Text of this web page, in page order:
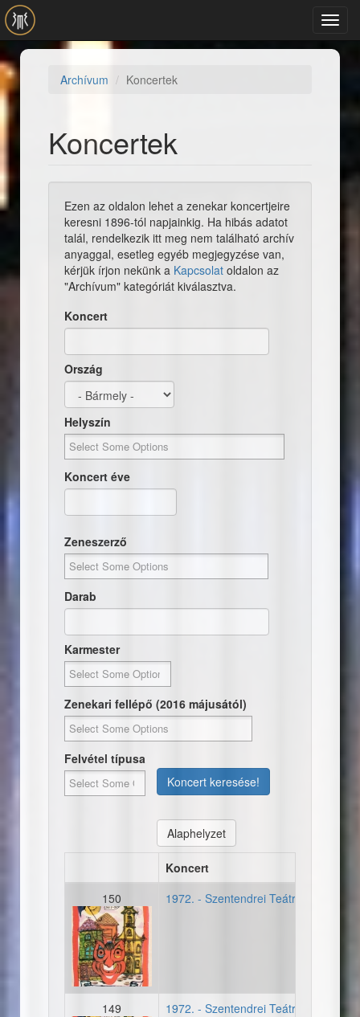
Ugrás a tartalomra
Archívum Koncertek
Koncertek
Ezen az oldalon lehet a zenekar koncertjeire
keresni 1896-tól napjainkig. Ha hibás adatot
talál, rendelkezik itt meg nem található archív
anyaggal, esetleg egyéb megjegyzése van,
kérjük írjon nekünk a Kapcsolat oldalon az
"Archívum" kategóriát kiválasztva.
Koncert
Ország
Helyszín
Koncert éve
Zeneszerző
Darab
Karmester
Zenekari fellépő (2016 májusától)
Felvétel típusa
Koncert keresése!
Alaphelyzet
Koncert
150
1972. - Szentendrei Teátrum -
149 1972. - Szentendrei Teátrum -